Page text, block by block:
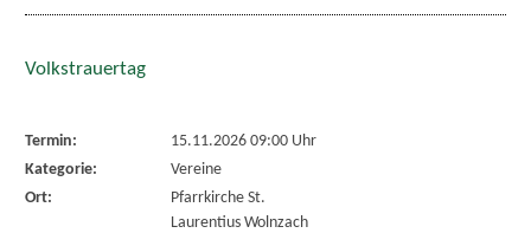
Volkstrauertag
Termin:
15.11.2026 09:00 Uhr
Kategorie:
Vereine
Ort:
Pfarrkirche St.
Laurentius Wolnzach